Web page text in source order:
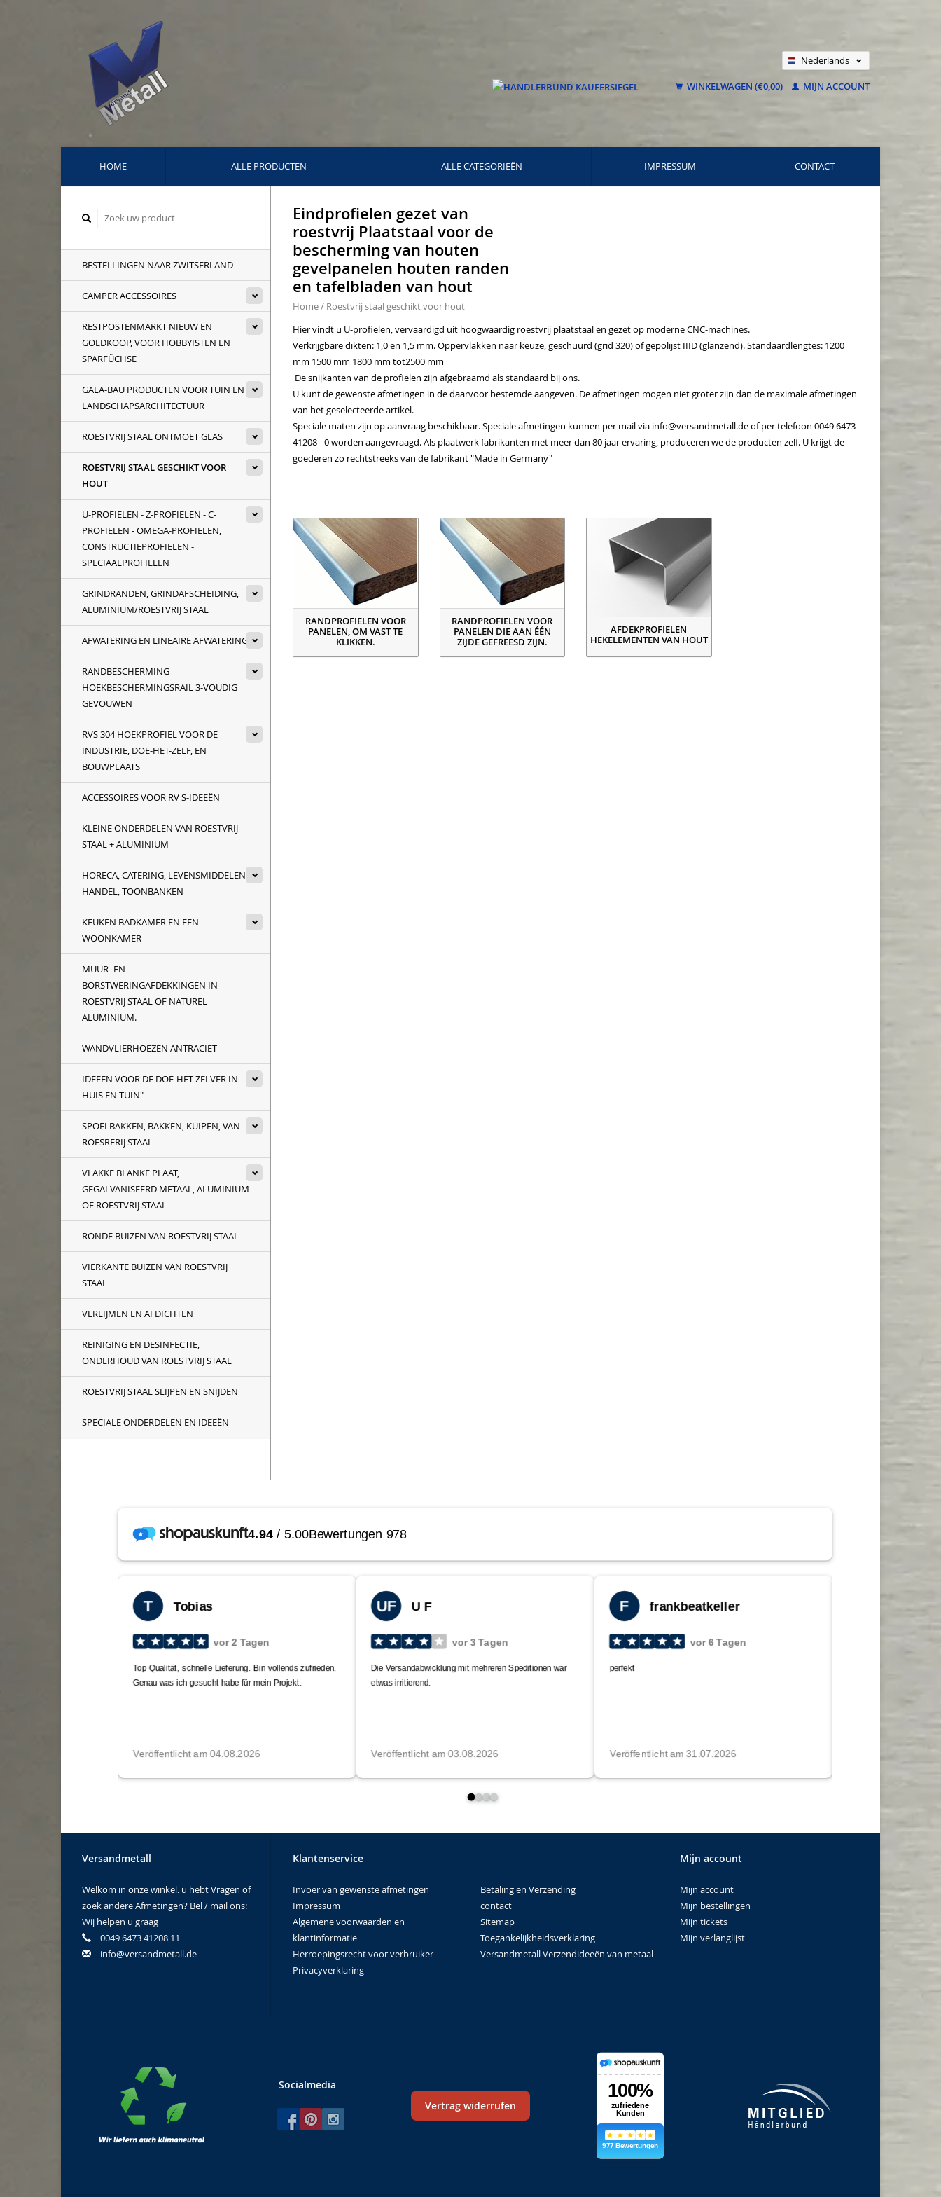
Nederlands
Français
WINKELWAGEN (€0,00) MIJN ACCOUNT
HOME ALLE PRODUCTEN ALLE CATEGORIEËN IMPRESSUM CONTACT
BESTELLINGEN NAAR ZWITSERLAND
CAMPER ACCESSOIRES
RESTPOSTENMARKT NIEUW EN
GOEDKOOP, VOOR HOBBYISTEN EN
SPARFÜCHSE
GALA-BAU PRODUCTEN VOOR TUIN EN
LANDSCHAPSARCHITECTUUR
ROESTVRIJ STAAL ONTMOET GLAS
ROESTVRIJ STAAL GESCHIKT VOOR
HOUT
U-PROFIELEN - Z-PROFIELEN - C-
PROFIELEN - OMEGA-PROFIELEN,
CONSTRUCTIEPROFIELEN -
SPECIAALPROFIELEN
GRINDRANDEN, GRINDAFSCHEIDING,
ALUMINIUM/ROESTVRIJ STAAL
AFWATERING EN LINEAIRE AFWATERING
RANDBESCHERMING
HOEKBESCHERMINGSRAIL 3-VOUDIG
GEVOUWEN
RVS 304 HOEKPROFIEL VOOR DE
INDUSTRIE, DOE-HET-ZELF, EN
BOUWPLAATS
ACCESSOIRES VOOR RV S-IDEEËN
KLEINE ONDERDELEN VAN ROESTVRIJ
STAAL + ALUMINIUM
HORECA, CATERING, LEVENSMIDDELEN
HANDEL, TOONBANKEN
KEUKEN BADKAMER EN EEN
WOONKAMER
MUUR- EN
BORSTWERINGAFDEKKINGEN IN
ROESTVRIJ STAAL OF NATUREL
ALUMINIUM.
WANDVLIERHOEZEN ANTRACIET
IDEEËN VOOR DE DOE-HET-ZELVER IN
HUIS EN TUIN"
SPOELBAKKEN, BAKKEN, KUIPEN, VAN
ROESRFRIJ STAAL
VLAKKE BLANKE PLAAT,
GEGALVANISEERD METAAL, ALUMINIUM
OF ROESTVRIJ STAAL
RONDE BUIZEN VAN ROESTVRIJ STAAL
VIERKANTE BUIZEN VAN ROESTVRIJ
STAAL
VERLIJMEN EN AFDICHTEN
REINIGING EN DESINFECTIE,
ONDERHOUD VAN ROESTVRIJ STAAL
ROESTVRIJ STAAL SLIJPEN EN SNIJDEN
SPECIALE ONDERDELEN EN IDEEËN
Eindprofielen gezet van
roestvrij Plaatstaal voor de
bescherming van houten
gevelpanelen houten randen
en tafelbladen van hout
Home/ Roestvrij staal geschikt voor hout
Hier vindt u U-profielen, vervaardigd uit hoogwaardig roestvrij plaatstaal en gezet op moderne CNC-machines.
Verkrijgbare dikten: 1,0 en 1,5 mm. Oppervlakken naar keuze, geschuurd (grid 320) of gepolijst IIID (glanzend). Standaardlengtes: 1200
mm 1500 mm 1800 mm tot2500 mm
De snijkanten van de profielen zijn afgebraamd als standaard bij ons.
U kunt de gewenste afmetingen in de daarvoor bestemde aangeven. De afmetingen mogen niet groter zijn dan de maximale afmetingen
van het geselecteerde artikel.
Speciale maten zijn op aanvraag beschikbaar. Speciale afmetingen kunnen per mail via info@versandmetall.deof per telefoon 0049 6473
41208 - 0 worden aangevraagd. Als plaatwerk fabrikanten met meer dan 80 jaar ervaring, produceren we de producten zelf. U krijgt de
goederen zo rechtstreeks van de fabrikant "Made in Germany"
RANDPROFIELEN VOOR
PANELEN, OM VAST TE
KLIKKEN.
RANDPROFIELEN VOOR
PANELEN DIE AAN ÉÉN
ZIJDE GEFREESD ZIJN.
AFDEKPROFIELEN
HEKELEMENTEN VAN HOUT
Versandmetall
Welkom in onze winkel. u hebt Vragen of
zoek andere Afmetingen? Bel / mail ons:
Wij helpen u graag
0049 6473 41208 11
info@versandmetall.de
Klantenservice
Invoer van gewenste afmetingen
Impressum
Algemene voorwaarden en
klantinformatie
Herroepingsrecht voor verbruiker
Privacyverklaring
Betaling en Verzending
contact
Sitemap
Toegankelijkheidsverklaring
Versandmetall Verzendideeën van metaal
Mijn account
Mijn account
Mijn bestellingen
Mijn tickets
Mijn verlanglijst
Socialmedia
Vertrag widerrufen